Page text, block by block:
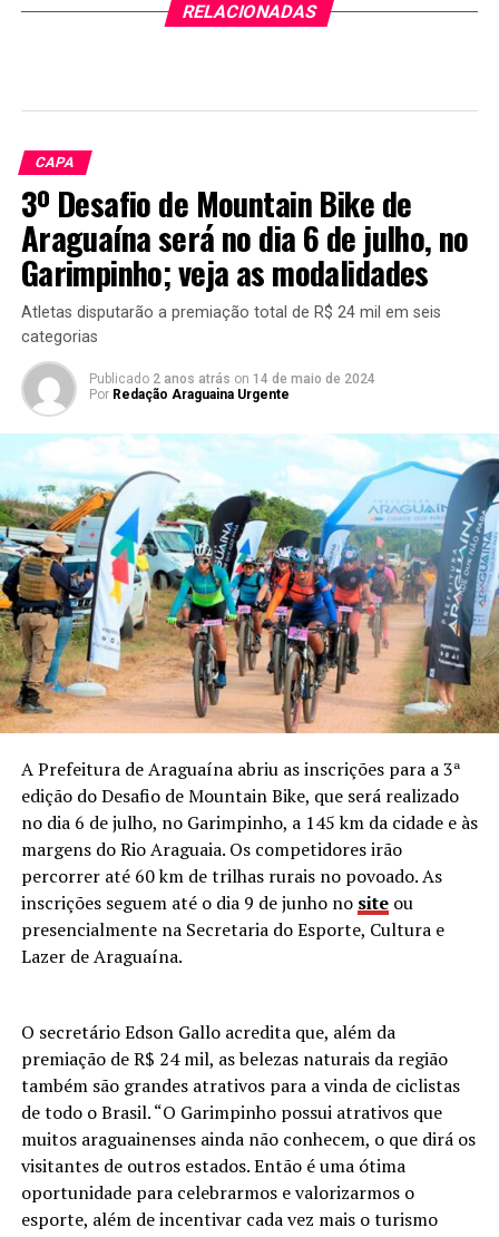
RELACIONADAS
CAPA
3º Desafio de Mountain Bike de
Araguaína será no dia 6 de julho, no
Garimpinho; veja as modalidades
Atletas disputarão a premiação total de R$ 24 mil em seis
categorias
Publicado 2 anos atrás on 14 de maio de 2024
Por Redação Araguaina Urgente
A Prefeitura de Araguaína abriu as inscrições para a 3ª
edição do Desafio de Mountain Bike, que será realizado
no dia 6 de julho, no Garimpinho, a 145 km da cidade e às
margens do Rio Araguaia. Os competidores irão
percorrer até 60 km de trilhas rurais no povoado. As
inscrições seguem até o dia 9 de junho no site ou
presencialmente na Secretaria do Esporte, Cultura e
Lazer de Araguaína.
O secretário Edson Gallo acredita que, além da
premiação de R$ 24 mil, as belezas naturais da região
também são grandes atrativos para a vinda de ciclistas
de todo o Brasil. “O Garimpinho possui atrativos que
muitos araguainenses ainda não conhecem, o que dirá os
visitantes de outros estados. Então é uma ótima
oportunidade para celebrarmos e valorizarmos o
esporte, além de incentivar cada vez mais o turismo